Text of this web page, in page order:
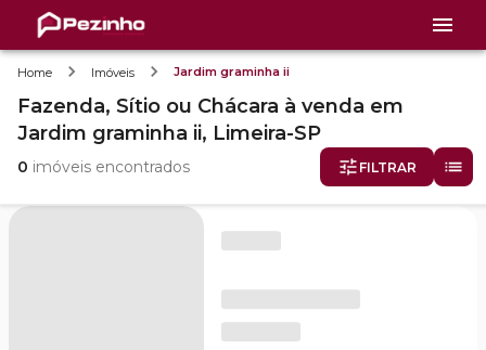
Home Imóveis Jardim graminha ii
Fazenda, Sítio ou Chácara à venda em
Jardim graminha ii, Limeira-SP
0 imóveis encontrados FILTRAR